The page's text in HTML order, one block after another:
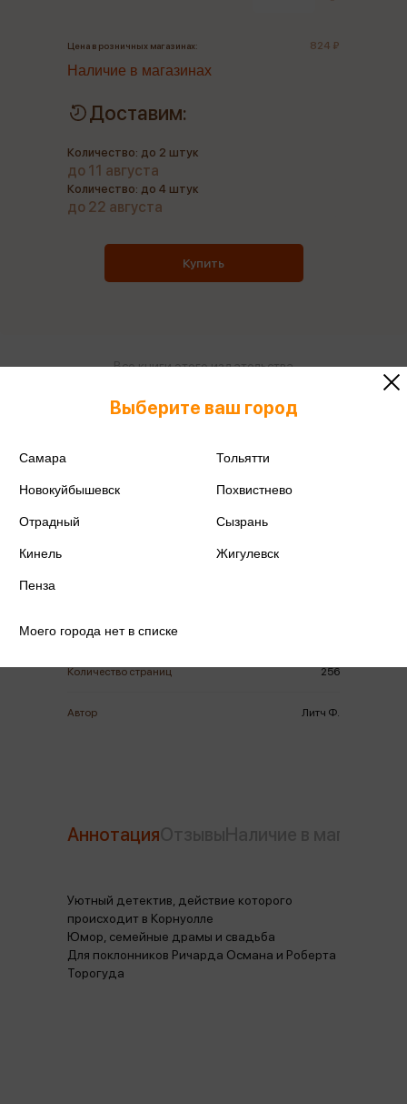
978-5-00250-870-9
Год издания
Количество страниц 256
Автор Литч Ф.
Цена в розничных магазинах: 824 ₽
Наличие в магазинах
Доставим:
Количество: до 2 штук
до 11 августа
Количество: до 4 штук
до 22 августа
Купить
Все книги этого издательства
Аннотация
Уютный детектив, действие которого
происходит в Корнуолле
Юмор, семейные драмы и свадьба
Для поклонников Ричарда Османа и Роберта
Торогуда
Выберите ваш город
Самара Тольятти
Новокуйбышевск Похвистнево
Отрадный Сызрань
Кинель Жигулевск
Пенза
Моего города нет в списке